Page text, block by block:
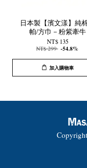
日本製【濱文漾】純
帕/方巾－粉紫牽牛
NT$ 135
NT$ 299 -54.8%
加入購物車